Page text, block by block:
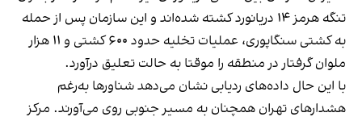
تنگه هرمز ۱۴ دریانورد کشته شده‌اند و این سازمان پس از حمله
به کشتی سنگاپوری، عملیات تخلیه حدود ۶۰۰ کشتی و ۱۱ هزار
ملوان گرفتار در منطقه را موقتا به حالت تعلیق درآورد.
با این حال داده‌های ردیابی نشان می‌دهد شناورها به‌رغم
هشدارهای تهران همچنان به مسیر جنوبی روی می‌آورند. مرکز